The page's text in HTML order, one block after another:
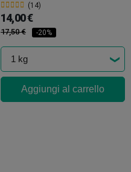
(14)
14,00 €
17,50 € -20%
Aggiungi al carrello